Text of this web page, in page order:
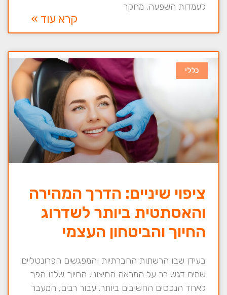
לעמדות השפעה, מחקר
קרא עוד »
כללי
ציפוי שיניים: הדרך המהירה
והאסתטית ביותר לשדרוג
החיוך והביטחון העצמי
בעידן שבו הרשתות החברתיות והמפגשים הפרונטליים
שמים דגש רב על המראה החיצוני, החיוך שלנו הפך
לאחד הנכסים החשובים ביותר. עבור רבים, המעבר